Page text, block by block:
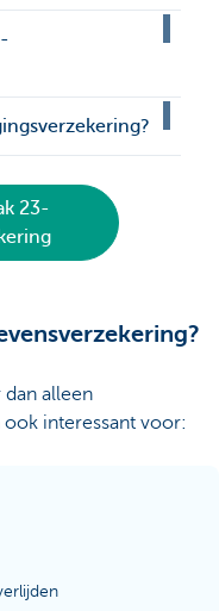
23-
alleen
interessant voor: